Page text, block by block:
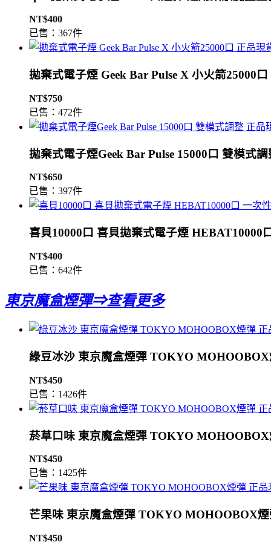
NT$400
已售：367件
拋棄式電子煙 Geek Bar Pulse X 小火箭25000
NT$750
已售：472件
拋棄式電子煙Geek Bar Pulse 15000口 雙模式
NT$650
已售：397件
喜貝10000口 喜貝拋棄式電子煙 HEBAT10000
NT$400
已售：642件
東京魔盒煙彈⇒查看更多
綠豆冰沙 東京魔盒煙彈 TOKYO
NT$450
已售：1426件
菸草口味 東京魔盒煙彈 TOKYO
NT$450
已售：1425件
芒果味 東京魔盒煙彈 TOKYO MOHOOBOX
NT$450